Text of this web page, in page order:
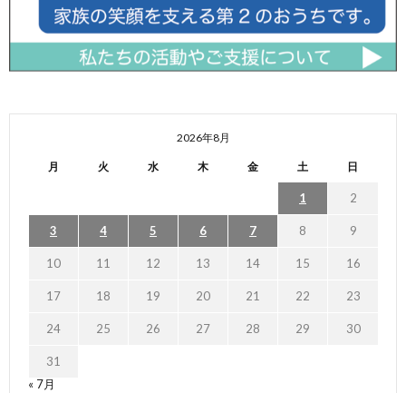
2026年8月
月 火 水 木 金 土 日
1 2
3 4 5 6 7 8 9
10 11 12 13 14 15 16
17 18 19 20 21 22 23
24 25 26 27 28 29 30
31
« 7月